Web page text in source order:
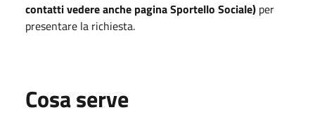
contatti vedere anche pagina Sportello Sociale) per
presentare la richiesta.
Cosa serve